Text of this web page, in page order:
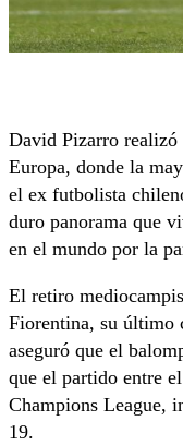
David Pizarro realizó
Europa, donde la
el ex futbolista
duro panorama que
en el mundo por la
El retiro
Fiorentina, su último
aseguró que el
que el partido entre
Champions League,
19.